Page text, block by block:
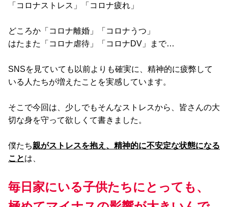
「コロナストレス」「コロナ疲れ」
どころか「コロナ離婚」「コロナうつ」
はたまた「コロナ虐待」「コロナDV」まで…
SNSを見ていても以前よりも確実に、精神的に疲弊して
いる人たちが増えたことを実感しています。
そこで今回は、少しでもそんなストレスから、皆さんの大
切な身を守って欲しくて書きました。
僕たち親がストレスを抱え、精神的に不安定な状態になる
ことは、
毎日家にいる子供たちにとっても、